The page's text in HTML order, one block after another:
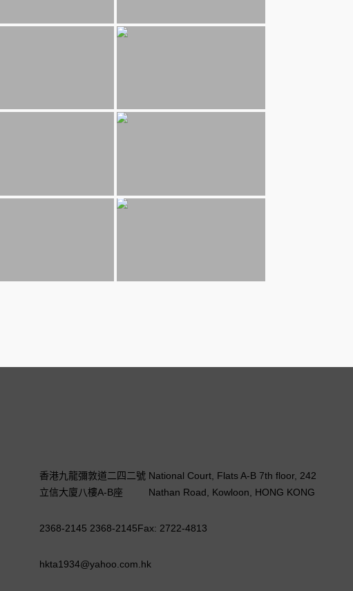
香港九龍彌敦道二四二號
立信大廈八樓A-B座
National Court, Flats A-B 7th floor, 242
Nathan Road, Kowloon, HONG KONG
2368-2145 2368-2145Fax: 2722-4813
hkta1934@yahoo.com.hk